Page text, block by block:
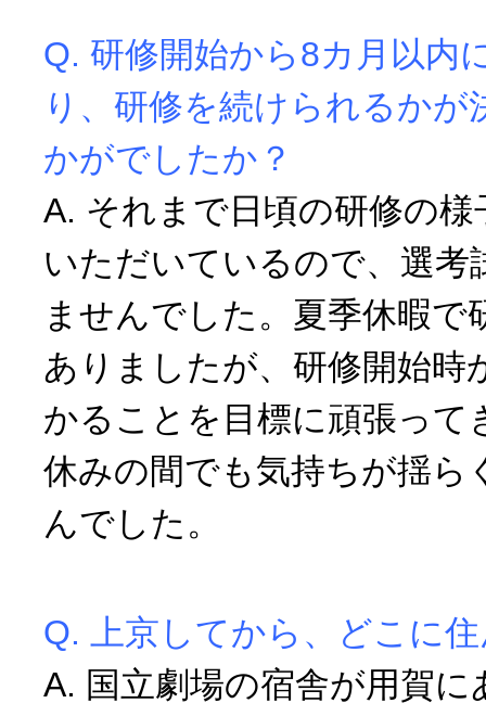
Q. 研修開始から8カ月以内
り、研修を続けられるかが
かがでしたか？
A. それまで日頃の研修の
いただいているので、選考
ませんでした。夏季休暇で
ありましたが、研修開始時
かることを目標に頑張って
休みの間でも気持ちが揺ら
んでした。
Q. 上京してから、どこに
A. 国立劇場の宿舎が用賀